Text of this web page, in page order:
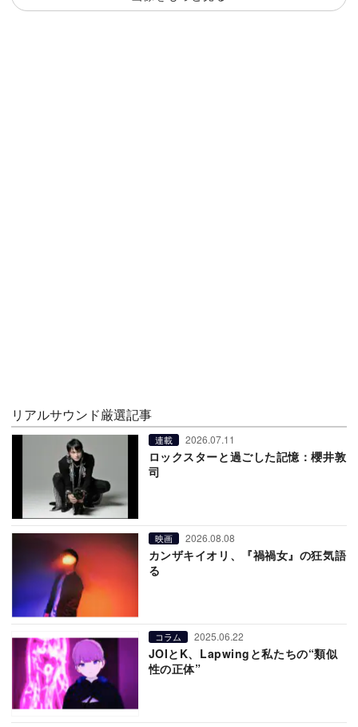
リアルサウンド厳選記事
連載 2026.07.11
ロックスターと過ごした記憶：櫻井敦
司
映画 2026.08.08
カンザキイオリ、『禍禍女』の狂気語
る
コラム 2025.06.22
JOIとK、Lapwingと私たちの“類似
性の正体”